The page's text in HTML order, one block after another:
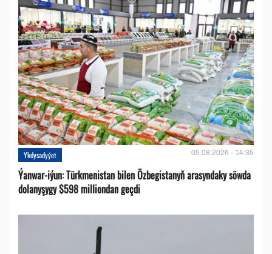
Ykdysadyýet 05.08.2026 - 14:35
Ýanwar-iýun: Türkmenistan bilen Özbegistanyň arasyndaky söwda
dolanyşygy $598 milliondan geçdi